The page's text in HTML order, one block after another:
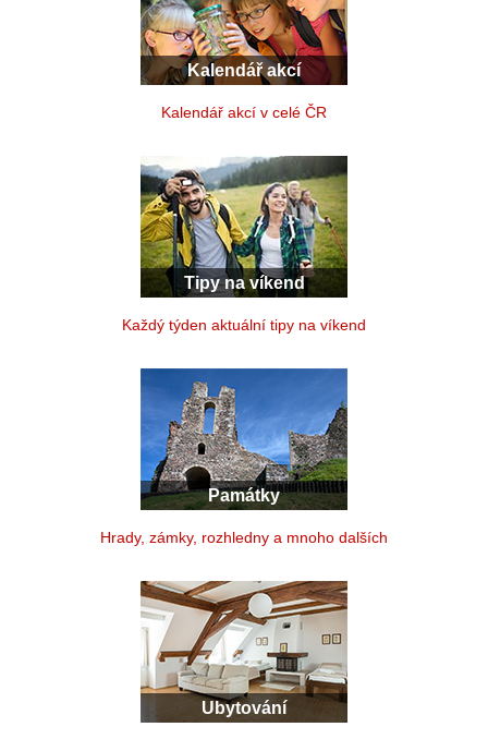
Kalendář akcí
Kalendář akcí v celé ČR
Tipy na víkend
Každý týden aktuální tipy na víkend
Památky
Hrady, zámky, rozhledny a mnoho dalších
Ubytování